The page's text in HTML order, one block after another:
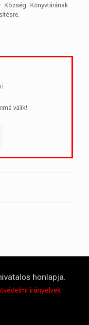
Könyvtárának
válik!
honlapja.
irányelvek